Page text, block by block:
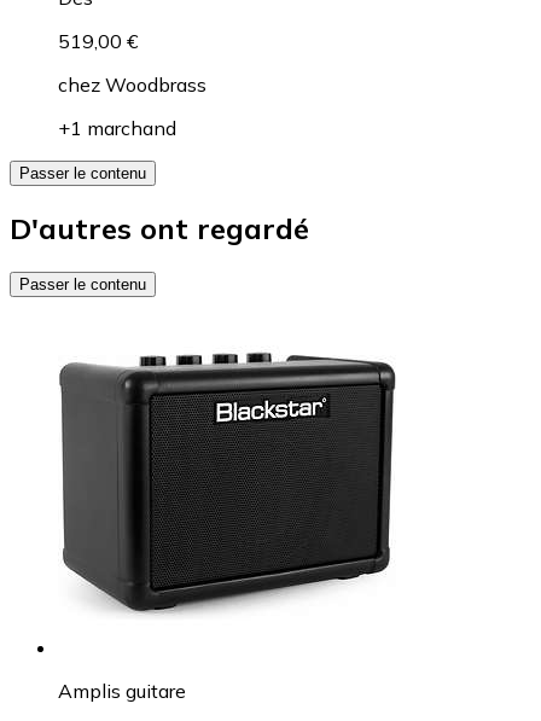
519,00 €
chez Woodbrass
+1 marchand
Passer le contenu
D'autres ont regardé
Passer le contenu
Amplis guitare